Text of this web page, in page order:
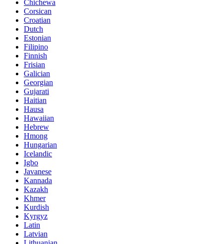
Chichewa
Corsican
Croatian
Dutch
Estonian
Filipino
Finnish
Frisian
Galician
Georgian
Gujarati
Haitian
Hausa
Hawaiian
Hebrew
Hmong
Hungarian
Icelandic
Igbo
Javanese
Kannada
Kazakh
Khmer
Kurdish
Kyrgyz
Latin
Latvian